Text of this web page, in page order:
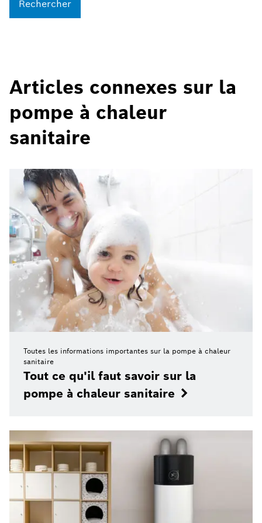
Rechercher
Articles connexes sur la
pompe à chaleur
sanitaire
Toutes les informations importantes sur la pompe à chaleur
sanitaire
Tout ce qu'il faut savoir sur la
pompe à chaleur sanitaire